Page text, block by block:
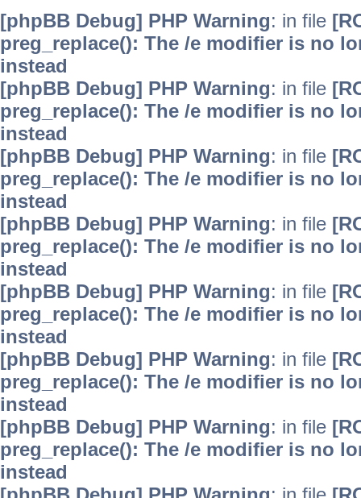
[phpBB Debug] PHP Warning: in file
preg_replace(): The /e modifier is no
instead
[phpBB Debug] PHP Warning: in file
preg_replace(): The /e modifier is no
instead
[phpBB Debug] PHP Warning: in file
preg_replace(): The /e modifier is no
instead
[phpBB Debug] PHP Warning: in file
preg_replace(): The /e modifier is no
instead
[phpBB Debug] PHP Warning: in file
preg_replace(): The /e modifier is no
instead
[phpBB Debug] PHP Warning: in file
preg_replace(): The /e modifier is no
instead
[phpBB Debug] PHP Warning: in file
preg_replace(): The /e modifier is no
instead